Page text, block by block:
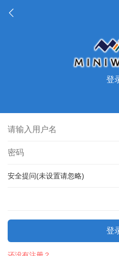
登
安全提问(未设置请忽略)
登